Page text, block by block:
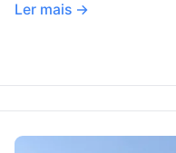
Ler mais →